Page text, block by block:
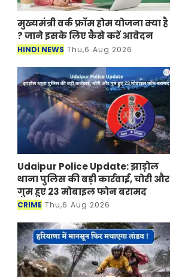
मुख्यमंत्री वर्क फ्रॉम होम योजना क्या है
? जाने इसके लिए कैसे करें आवेदन
HINDI NEWS Thu,6 Aug 2026
Udaipur Police Update: झाड़ोल
थाना पुलिस की बड़ी कार्रवाई, चोरी और
गुम हुए 23 मोबाइल फोन बरामद
CRIME Thu,6 Aug 2026